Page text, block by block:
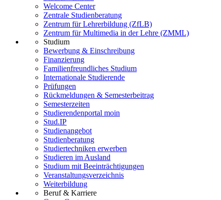
Welcome Center
Zentrale Studienberatung
Zentrum für Lehrerbildung (ZfLB)
Zentrum für Multimedia in der Lehre (ZMML)
Studium
Bewerbung & Einschreibung
Finanzierung
Familienfreundliches Studium
Internationale Studierende
Prüfungen
Rückmeldungen & Semesterbeitrag
Semesterzeiten
Studierendenportal moin
Stud.IP
Studienangebot
Studienberatung
Studiertechniken erwerben
Studieren im Ausland
Studium mit Beeinträchtigungen
Veranstaltungsverzeichnis
Weiterbildung
Beruf & Karriere